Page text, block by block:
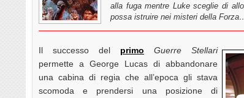
alla fuga mentre Luke sceglie di
possa istruire nei misteri della
Il successo del primo
Guerre Stellari
permette a George Lucas di abbandonare
una cabina di regia che all’epoca gli stava
scomoda e prendersi una posizione di